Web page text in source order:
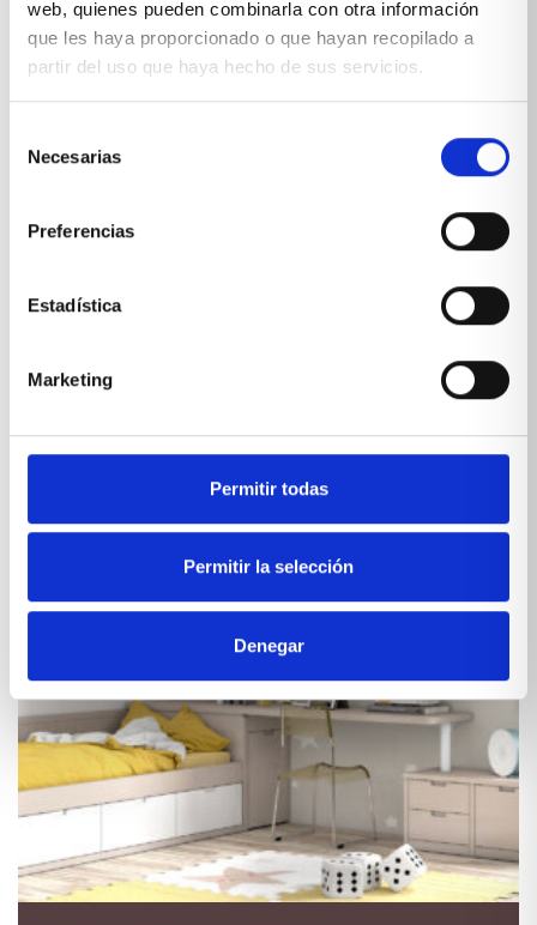
web, quienes pueden combinarla con otra información
que les haya proporcionado o que hayan recopilado a
partir del uso que haya hecho de sus servicios.
Necesarias
Preferencias
Estadística
Marketing
Permitir todas
Permitir la selección
Denegar
arena, taupe, bermellón, ocre, perla, canela, lima, menta,
nube, turquesa y azul ocean.
Perfecto para:
Un dormitorio juvenil con espacio reducido.
PRODUCTOS RELACIONADOS